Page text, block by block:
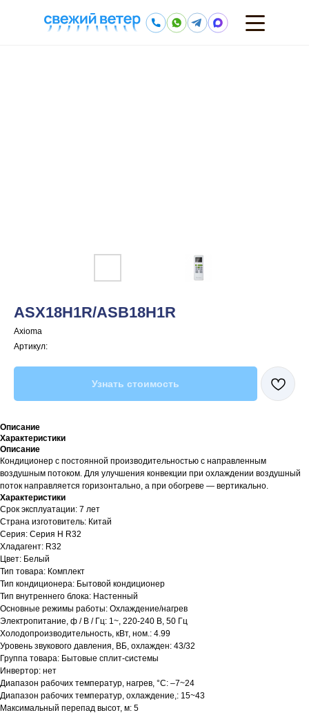
ASX18H1R/ASB18H1R
Axioma
Артикул:
Узнать стоимость
Описание
Характеристики
Описание
Кондиционер с постоянной производительностью с направленным
воздушным потоком. Для улучшения конвекции при охлаждении воздушный
поток направляется горизонтально, а при обогреве — вертикально.
Характеристики
Срок эксплуатации: 7 лет
Страна изготовитель: Китай
Серия: Серия H R32
Хладагент: R32
Цвет: Белый
Тип товара: Комплект
Тип кондиционера: Бытовой кондиционер
Тип внутреннего блока: Настенный
Основные режимы работы: Охлаждение/нагрев
Электропитание, ф / В / Гц: 1~, 220-240 В, 50 Гц
Холодопроизводительность, кВт, ном.: 4.99
Уровень звукового давления, ВБ, охлажден: 43/32
Группа товара: Бытовые сплит-системы
Инвертор: нет
Диапазон рабочих температур, нагрев, °C: –7~24
Диапазон рабочих температур, охлаждение,: 15~43
Максимальный перепад высот, м: 5